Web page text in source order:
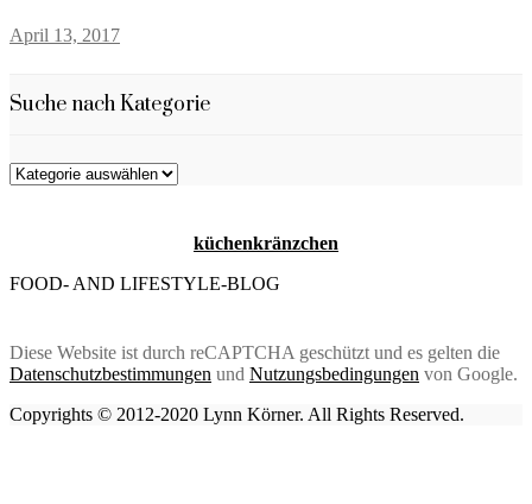
April 13, 2017
Suche nach Kategorie
Suche
küchenkränzchen
FOOD- AND LIFESTYLE-BLOG
Diese Website ist durch reCAPTCHA geschützt und es gelten die
Datenschutzbestimmungen und Nutzungsbedingungen von Google.
Copyrights © 2012-2020 Lynn Körner. All Rights Reserved.